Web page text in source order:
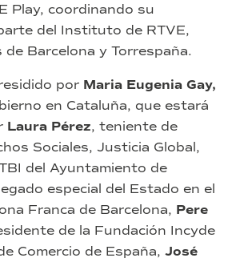
Play, coordinando su
del Instituto de RTVE,
Barcelona y Torrespaña.
por Maria Eugenia Gay,
en Cataluña, que estará
Laura Pérez, teniente de
Sociales, Justicia Global,
del Ayuntamiento de
especial del Estado en el
Franca de Barcelona, Pere
de la Fundación Incyde
Comercio de España, José